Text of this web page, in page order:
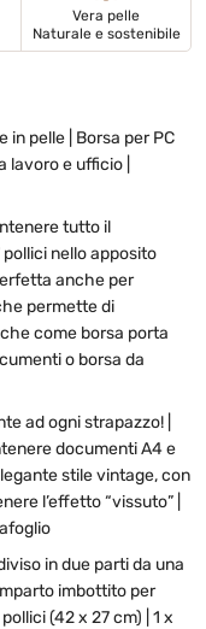
Vera pelle
Naturale e sostenibile
in pelle | Borsa per PC
lavoro e ufficio |
tutto il
nello apposito
anche per
permette di
come borsa porta
o borsa da
ad ogni strapazzo! |
documenti A4 e
stile vintage, con
l’effetto “vissuto” |
in due parti da una
imbottito per
(42 x 27 cm) | 1 x